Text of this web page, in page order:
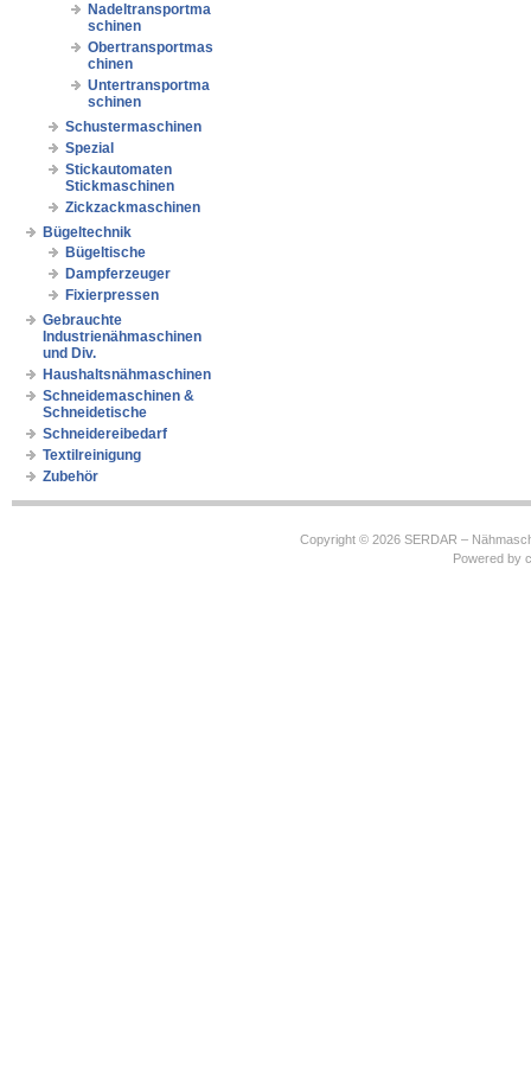
Nadeltransportma
schinen
Obertransportmas
chinen
Untertransportma
schinen
Schustermaschinen
Spezial
Stickautomaten
Stickmaschinen
Zickzackmaschinen
Bügeltechnik
Bügeltische
Dampferzeuger
Fixierpressen
Gebrauchte
Industrienähmaschinen
und Div.
Haushaltsnähmaschinen
Schneidemaschinen &
Schneidetische
Schneidereibedarf
Textilreinigung
Zubehör
Copyright © 2026 SERDAR –
Powered by